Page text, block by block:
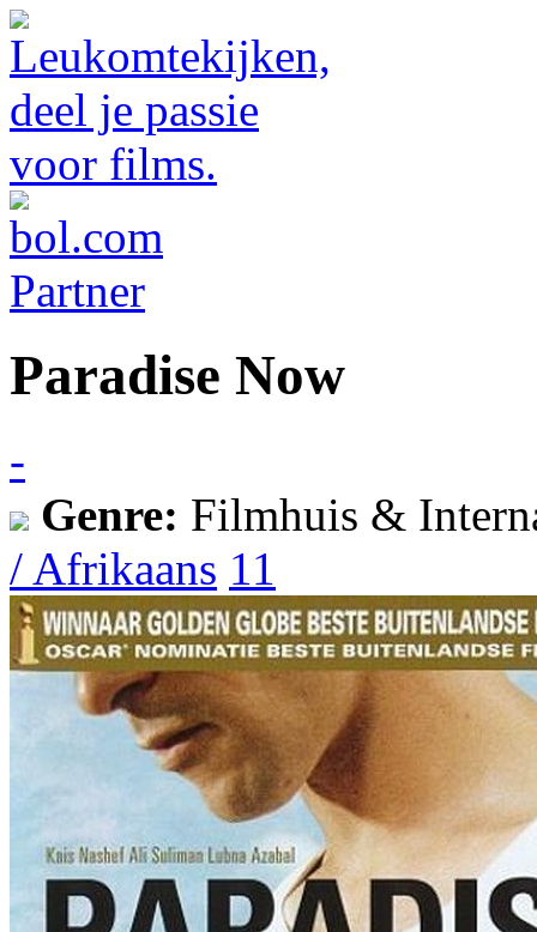
Paradise Now
-
Genre: Filmhuis &
/ Afrikaans 11